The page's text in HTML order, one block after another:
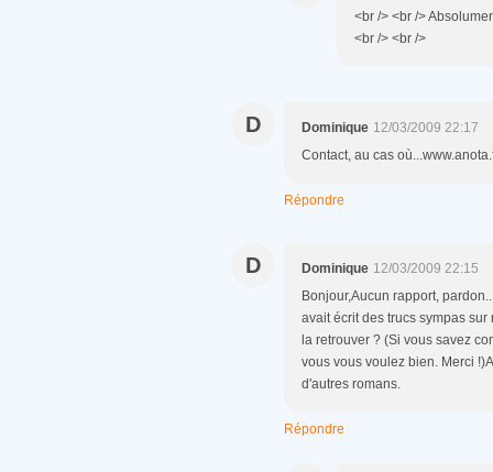
<br /> <br />
<br /> <br />
D Dominique 12/03/2009 22:17
Contact, au cas
Répondre
D Dominique 12/03/2009 22:15
Bonjour,Aucun rapport,
avait écrit des trucs sympas
la retrouver ? (Si vous savez
vous vous voulez bien. Merci
d'autres romans.
Répondre